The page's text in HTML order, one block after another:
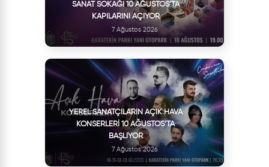
SANAT SOKAĞI 10 AĞUSTOS’TA
KAPILARINI AÇIYOR
7 Ağustos 2026
YEREL SANATÇILARIN AÇIK HAVA
KONSERLERI 10 AĞUSTOS’TA
BAŞLIYOR
7 Ağustos 2026